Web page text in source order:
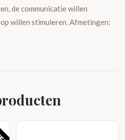
de communicatie willen
willen stimuleren. Afmetingen: